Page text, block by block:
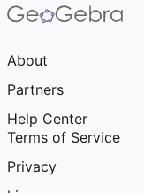
About
Partners
Help Center
Terms of Service
Privacy